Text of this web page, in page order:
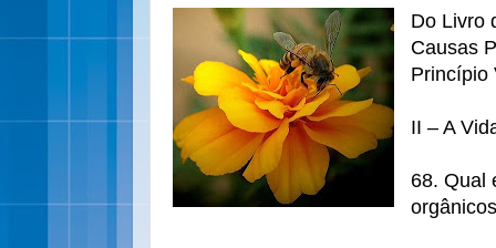
Do Livro
Causas
Princípio
II – A
68. Qual